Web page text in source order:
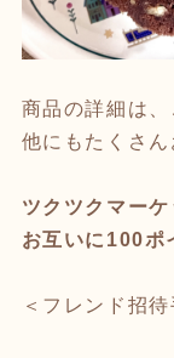
商品の詳細は、
他にもたくさん
ツクツクマー
お互いに100ポ
＜フレンド招待